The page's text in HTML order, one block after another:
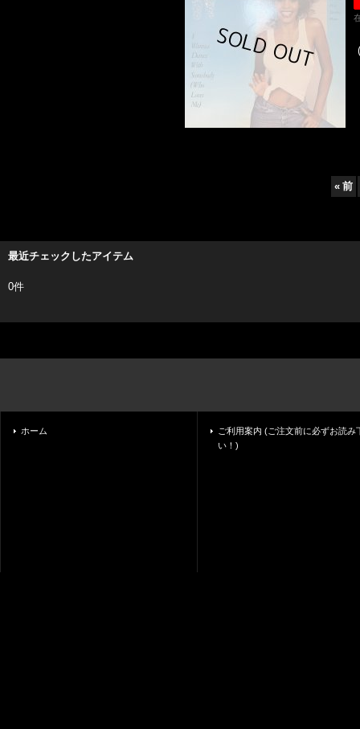
« 前
最近チェックしたアイテム
0件
ホーム
ご利用案内 (ご注文前に必ずお読み
い！)